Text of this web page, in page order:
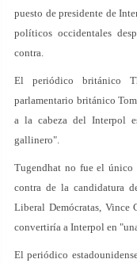
puesto de presidente de
políticos occidentales
contra.
El periódico británico
parlamentario británico
a la cabeza del Interpol
gallinero".
Tugendhat no fue el
contra de la candidatura
Liberal Demócratas, Vince
convertiría a Interpol en
El periódico